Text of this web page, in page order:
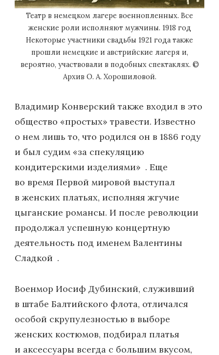
Театр в немецком лагере военнопленных. Все
женские роли исполняют мужчины. 1918 год
Некоторые участники свадьбы 1921 года также
прошли немецкие и австрийские лагеря и,
вероятно, участвовали в подобных спектаклях. ©
Архив О. А. Хорошиловой.
Владимир Конверский также входил в это
общество «простых» травести. Известно
о нем лишь то, что родился он в 1886 году
и был судим «за спеку­ляцию
кондитерскими изделиями» . Еще
во время Первой мировой выступал
в женских платьях, исполняя жгучие
цыганские романсы. И после революции
продолжал успешную концертную
деятельность под именем Валентины
Сладкой .
Военмор Иосиф Дубинский, служивший
в штабе Балтийского флота, отличался
особой скрупулезностью в выборе
женских костюмов, подбирал платья
и аксессуары всегда с большим вкусом,